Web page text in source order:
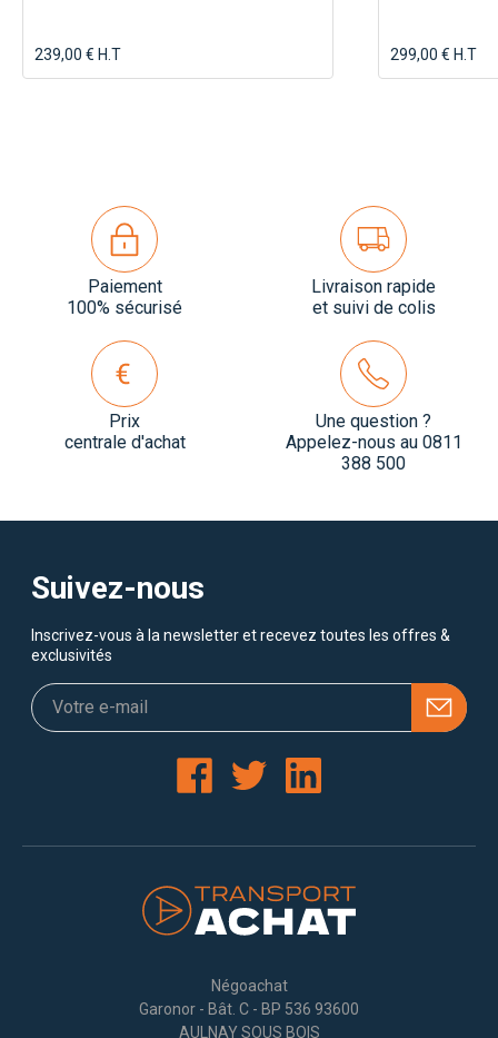
239,00 € H.T 299,00 € H.T
Paiement
100% sécurisé
Livraison rapide
et suivi de colis
Prix
centrale d'achat
Une question ?
Appelez-nous au 0811
388 500
Suivez-nous
Inscrivez-vous à la newsletter et recevez toutes les offres &
exclusivités
Négoachat
Garonor - Bât. C - BP 536 93600
AULNAY SOUS BOIS